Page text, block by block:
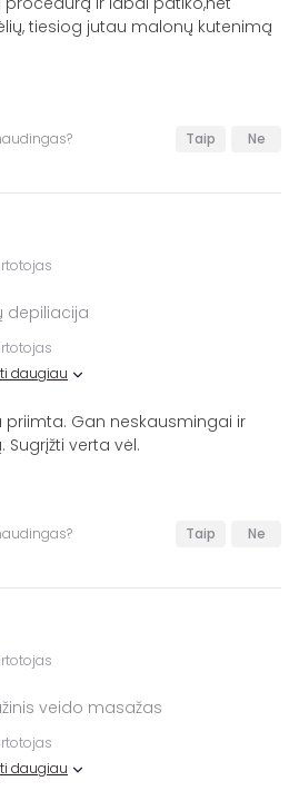
tiesiog jutau malonų kutenimą
Taip Ne
depiliacija
daugiau
Gan neskausmingai ir
verta vėl.
Taip Ne
veido masažas
daugiau